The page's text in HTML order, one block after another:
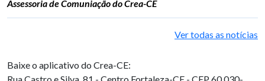
Assessoria de Comuniação do Crea-CE
Ver todas as notícias
Baixe o aplicativo do Crea-CE: